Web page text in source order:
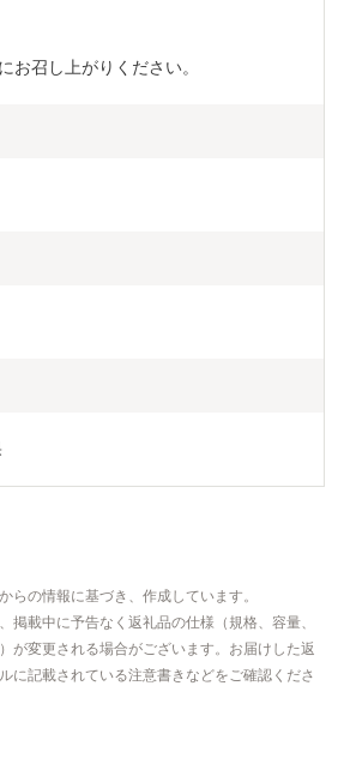
お召し上がりください。
らの情報に基づき、作成しています。
掲載中に予告なく返礼品の仕様（規格、容量、
が変更される場合がございます。お届けした返
に記載されている注意書きなどをご確認くださ